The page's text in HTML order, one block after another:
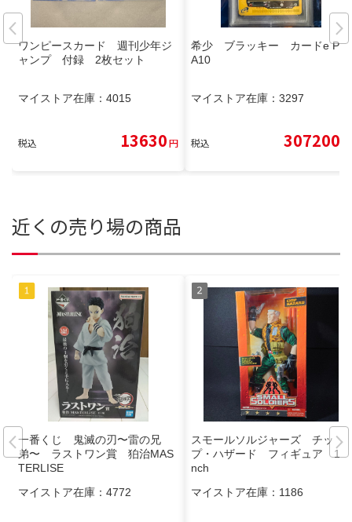
ワンピースカード 週刊少年ジ
ャンプ 付録 2枚セット
マイストア在庫： 4015
税込 13630円
希少 ブラッキー カードe PS
A10
マイストア在庫： 3297
税込 307200
近くの売り場の商品
一番くじ 鬼滅の刃〜雷の兄
弟〜 ラストワン賞 狛治MAS
TERLISE
マイストア在庫： 4772
スモールソルジャーズ チッ
プ・ハザード フィギュア 12i
nch
マイストア在庫： 1186